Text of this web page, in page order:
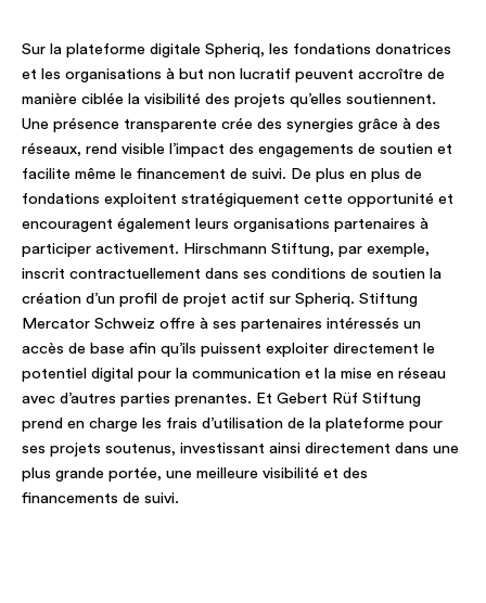
Sur la plateforme digitale Spheriq, les fondations donatrices
et les organisations à but non lucratif peuvent accroître de
manière ciblée la visibilité des projets qu’elles soutiennent.
Une présence transparente crée des synergies grâce à des
réseaux, rend visible l’impact des engagements de soutien et
facilite même le financement de suivi. De plus en plus de
fondations exploitent stratégiquement cette opportunité et
encouragent également leurs organisations partenaires à
participer activement. Hirschmann Stiftung, par exemple,
inscrit contractuellement dans ses conditions de soutien la
création d’un profil de projet actif sur Spheriq. Stiftung
Mercator Schweiz offre à ses partenaires intéressés un
accès de base afin qu’ils puissent exploiter directement le
potentiel digital pour la communication et la mise en réseau
avec d’autres parties prenantes. Et Gebert Rüf Stiftung
prend en charge les frais d’utilisation de la plateforme pour
ses projets soutenus, investissant ainsi directement dans une
plus grande portée, une meilleure visibilité et des
financements de suivi.